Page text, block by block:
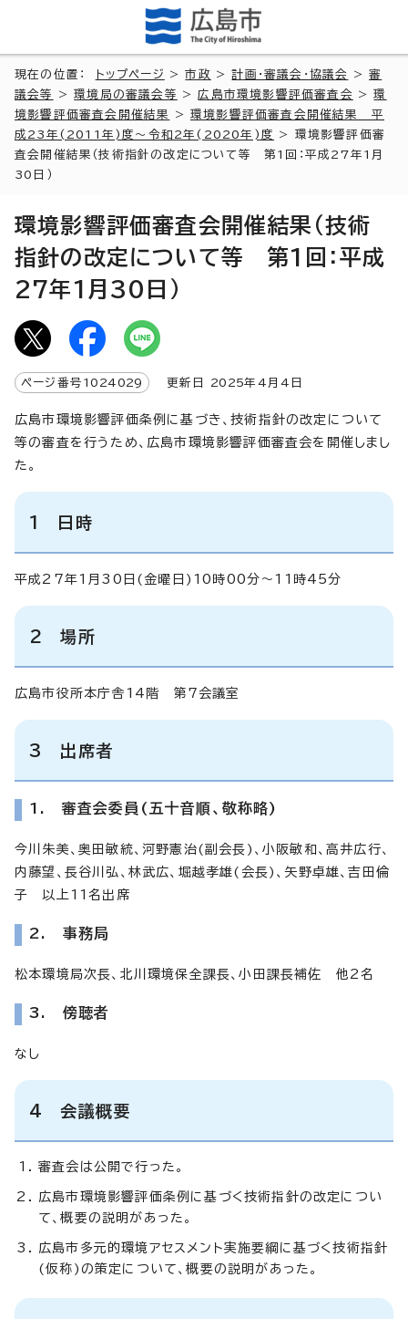
現在の位置： トップページ >市政 >計画・審議会・協議会 >審
議会等
>環境局の審議会等 >広島市環境影響評価審査会 >環
境影響評価審査会開催結果
>環境影響評価審査会開催結果 平
成23年(2011年)度～令和2年(2020年)度
> 環境影響評価審
査会開催結果（技術指針の改定について等 第1回：平成27年1月
30日）
環境影響評価審査会開催結果（技術
指針の改定について等 第1回：平成
27年1月30日）
ページ番号 1024029 更新日 2025年4月4日
広島市環境影響評価条例に基づき、技術指針の改定について
等の審査を行うため、広島市環境影響評価審査会を開催しまし
た。
1 日時
平成27年1月30日(金曜日)10時00分～11時45分
2 場所
広島市役所本庁舎14階 第7会議室
3 出席者
1. 審査会委員(五十音順、敬称略)
今川朱美、奥田敏統、河野憲治(副会長)、小阪敏和、高井広行、
内藤望、長谷川弘、林武広、堀越孝雄(会長)、矢野卓雄、吉田倫
子 以上11名出席
2. 事務局
松本環境局次長、北川環境保全課長、小田課長補佐 他2名
3. 傍聴者
なし
4 会議概要
審査会は公開で行った。
広島市環境影響評価条例に基づく技術指針の改定につい
て、概要の説明があった。
広島市多元的環境アセスメント実施要綱に基づく技術指針
(仮称)の策定について、概要の説明があった。